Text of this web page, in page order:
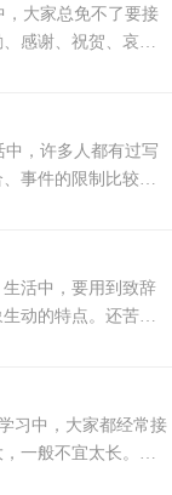
大家总免不了要接
感谢、祝贺、哀悼
什么样...
，许多人都有过写
事件的限制比较
？以下是小编...
活中，要用到致辞
动的特点。还苦于
元...
习中，大家都经常接
一般不宜太长。你
小学毕...